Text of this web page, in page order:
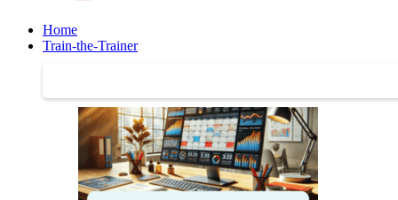
Home
Train-the-Trainer